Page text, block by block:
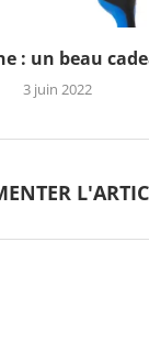
: un beau
3 juin 2022